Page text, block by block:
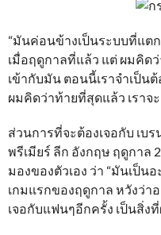
“มันค่อนข้างเป็นระบบที่แต
เมื่อฤดูกาลที่แล้ว แต่ ผมคิด
เข้ากับมัน ตอนนี้เราจำเป็น
ผมคิดว่าท้ายที่สุดแล้ว เราจ
ส่วนการที่จะต้องเจอกับ เบ
พรีเมียร์ ลีก อังกฤษ ฤดูกาล
มองของตัวเอง ว่า “มันเป็น
เกมแรกของฤดูกาล หวังว่า
เจอกับแฟนๆอีกครั้ง เป็นสิ่งที่